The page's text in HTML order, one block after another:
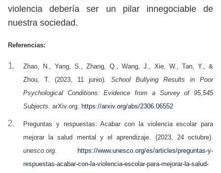
violencia debería ser un pilar innegociable de
nuestra sociedad.
Referencias:
Zhao, N., Yang, S., Zhang, Q., Wang, J., Xie, W., Tan, Y., &
Zhou, T. (2023, 11 junio). School Bullying Results in Poor
Psychological Conditions: Evidence from a Survey of 95,545
Subjects. arXiv.org. https://arxiv.org/abs/2306.06552
Preguntas y respuestas: Acabar con la violencia escolar para
mejorar la salud mental y el aprendizaje. (2023, 24 octubre).
unesco.org.
https://www.unesco.org/es/articles/preguntas-y-
respuestas-acabar-con-la-violencia-escolar-para-mejorar-la-salud-